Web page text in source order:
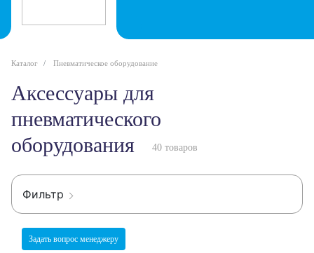
Каталог Пневматическое оборудование
Аксессуары для
пневматического
оборудования
40 товаров
Фильтр
Задать вопрос менеджеру